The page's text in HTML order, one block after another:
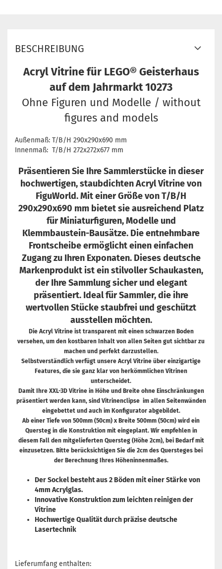
BESCHREIBUNG
Acryl Vitrine für LEGO® Geisterhaus
auf dem Jahrmarkt 10273
Ohne Figuren und Modelle / without
figures and models
Außenmaß: T/B/H 290x290x690 mm
Innenmaß: T/B/H 272x272x677 mm
Präsentieren Sie Ihre Sammlerstücke in dieser
hochwertigen, staubdichten Acryl Vitrine von
FiguWorld. Mit einer Größe von T/B/H
290x290x690 mm bietet sie ausreichend Platz
für Miniaturfiguren, Modelle und
Klemmbaustein-Bausätze. Die entnehmbare
Frontscheibe ermöglicht einen einfachen
Zugang zu Ihren Exponaten. Dieses deutsche
Markenprodukt ist ein stilvoller Schaukasten,
der Ihre Sammlung sicher und elegant
präsentiert. Ideal für Sammler, die ihre
wertvollen Stücke staubfrei und geschützt
ausstellen möchten.
Die Acryl Vitrine ist transparent mit einen schwarzen Boden
versehen, um den kostbaren Inhalt von allen Seiten gut sichtbar zu
machen und perfekt darzustellen.
Selbstverständlich verfügt unsere Acryl Vitrine über einzigartige
Features, die sie ganz klar von herkömmlichen Vitrinen
unterscheidet.
Damit Ihre XXL-3D Vitrine in Höhe und Breite ohne Einschränkungen
präsentiert werden kann, sind Vitrinenclipse im allen Seitenwänden
eingebettet und auch im Konfigurator abgebildet.
Ab einer Tiefe von 500mm (50cm) x Breite 500mm (50cm) wird ein
Quersteg in die Konstruktion mit eingeplant. Wir empfehlen in
diesem Fall den mitgelieferten Quersteg (Höhe 2cm), bei Bedarf mit
einzusetzen. Bitte berücksichtigen Sie die 2cm des Quersteges bei
der Berechnung Ihres Höheninnenmaßes.
Der Sockel besteht aus 2 Böden mit einer Stärke von
4mm Acrylglas.
Innovative Konstruktion zum leichten reinigen der
Vitrine
Hochwertige Qualität durch präzise deutsche
Lasertechnik
Lieferumfang enthalten: